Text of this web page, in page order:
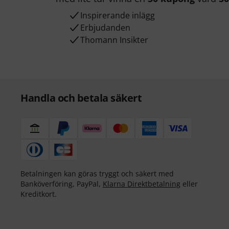
Inspirerande inlägg
Erbjudanden
Thomann Insikter
Handla och betala säkert
Betalningen kan göras tryggt och säkert med
Banköverföring, PayPal, Klarna Direktbetalning eller
Kreditkort.